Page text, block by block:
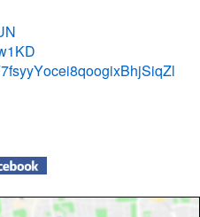
ocei8qoogixBhjSiqZl